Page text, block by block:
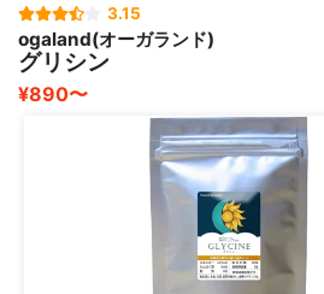
吹き出物が出来にくくなりました！
3.15
ogaland(オーガランド)
グリシン
¥890〜